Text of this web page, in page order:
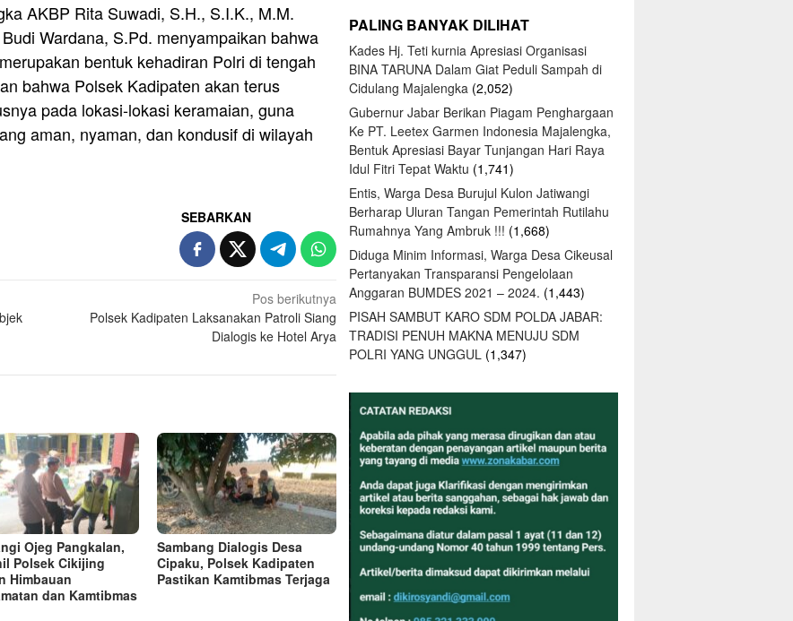
AKBP Rita Suwadi, S.H., S.I.K., M.M.
Wardana, S.Pd. menyampaikan bahwa
bentuk kehadiran Polri di tengah
bahwa Polsek Kadipaten akan terus
pada lokasi-lokasi keramaian, guna
aman, nyaman, dan kondusif di wilayah
SEBARKAN
Pos berikutnya
Polsek Kadipaten Laksanakan Patroli Siang
Dialogis ke Hotel Arya
Ojeg Pangkalan,
Polsek Cikijing
Himbauan
dan Kamtibmas
Sambang Dialogis Desa
Cipaku, Polsek Kadipaten
Pastikan Kamtibmas Terjaga
PALING BANYAK DILIHAT
Kades Hj. Teti kurnia Apresiasi Organisasi
BINA TARUNA Dalam Giat Peduli Sampah di
Cidulang Majalengka (2,052)
Gubernur Jabar Berikan Piagam Penghargaan
Ke PT. Leetex Garmen Indonesia Majalengka,
Bentuk Apresiasi Bayar Tunjangan Hari Raya
Idul Fitri Tepat Waktu (1,741)
Entis, Warga Desa Burujul Kulon Jatiwangi
Berharap Uluran Tangan Pemerintah Rutilahu
Rumahnya Yang Ambruk !!! (1,668)
Diduga Minim Informasi, Warga Desa Cikeusal
Pertanyakan Transparansi Pengelolaan
Anggaran BUMDES 2021 – 2024. (1,443)
PISAH SAMBUT KARO SDM POLDA JABAR:
TRADISI PENUH MAKNA MENUJU SDM
POLRI YANG UNGGUL (1,347)